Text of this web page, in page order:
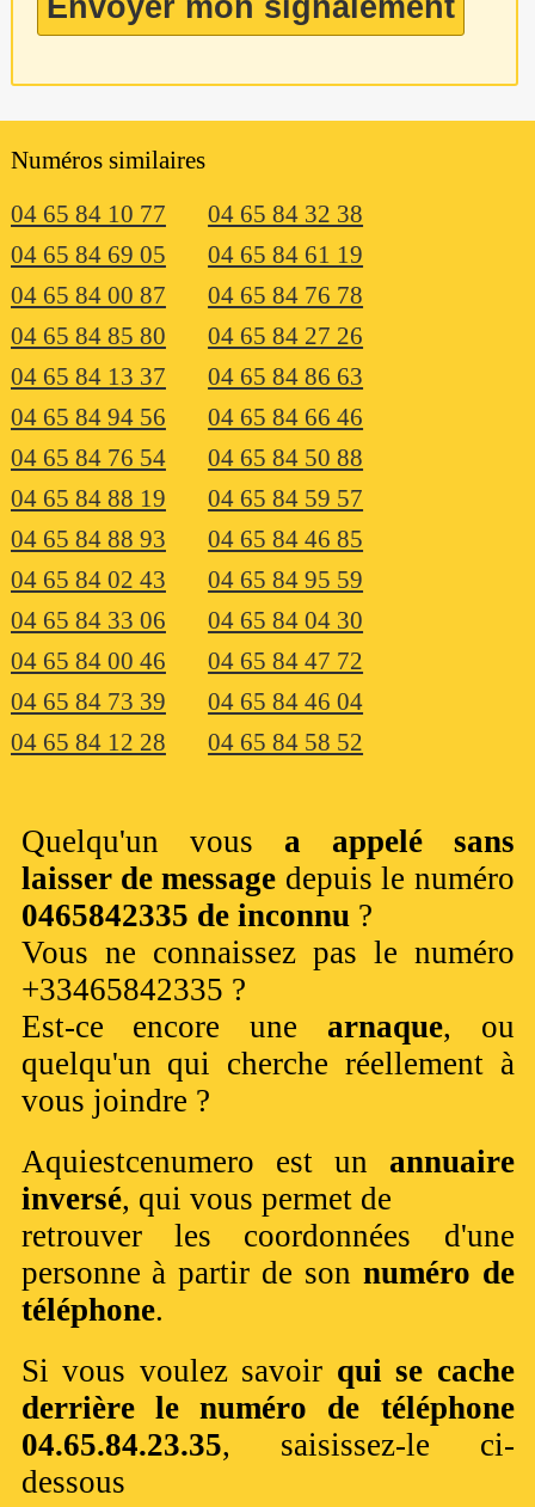
Numéros similaires
04 65 84 10 77
04 65 84 32 38
04 65 84 69 05
04 65 84 61 19
04 65 84 00 87
04 65 84 76 78
04 65 84 85 80
04 65 84 27 26
04 65 84 13 37
04 65 84 86 63
04 65 84 94 56
04 65 84 66 46
04 65 84 76 54
04 65 84 50 88
04 65 84 88 19
04 65 84 59 57
04 65 84 88 93
04 65 84 46 85
04 65 84 02 43
04 65 84 95 59
04 65 84 33 06
04 65 84 04 30
04 65 84 00 46
04 65 84 47 72
04 65 84 73 39
04 65 84 46 04
04 65 84 12 28
04 65 84 58 52
Quelqu'un vous a appelé sans
laisser de message depuis le numéro
0465842335 de inconnu?
Vous ne connaissez pas le numéro
+33465842335 ?
Est-ce encore une arnaque, ou
quelqu'un qui cherche réellement à
vous joindre ?
Aquiestcenumero est un annuaire
inversé, qui vous permet de
retrouver les coordonnées d'une
personne à partir de son numéro de
téléphone.
Si vous voulez savoir qui se cache
derrière le numéro de téléphone
04.65.84.23.35, saisissez-le ci-
dessous